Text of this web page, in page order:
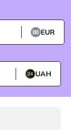
EUR
UAH